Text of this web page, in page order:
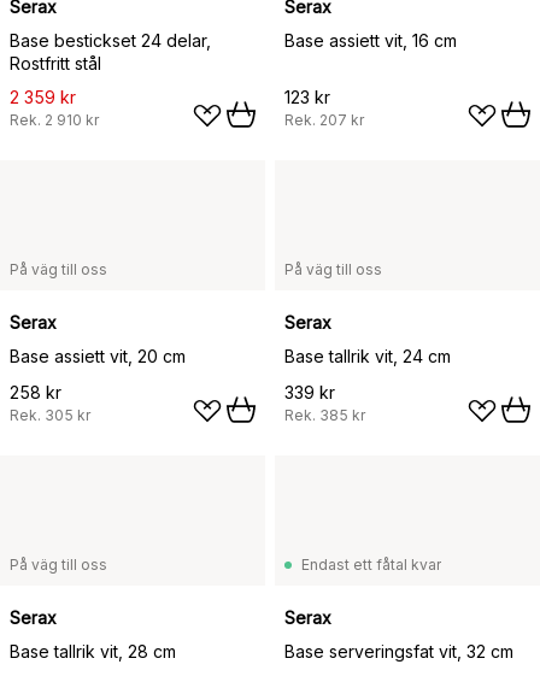
Serax
Base bestickset 24 delar,
Rostfritt stål
2 359 kr
Rek. 2 910 kr
Serax
Base assiett vit, 16 cm
123 kr
Rek. 207 kr
På väg till oss
Serax
Base assiett vit, 20 cm
258 kr
Rek. 305 kr
På väg till oss
Serax
Base tallrik vit, 24 cm
339 kr
Rek. 385 kr
På väg till oss
Serax
Base tallrik vit, 28 cm
Endast ett fåtal kvar
Serax
Base serveringsfat vit, 32 cm